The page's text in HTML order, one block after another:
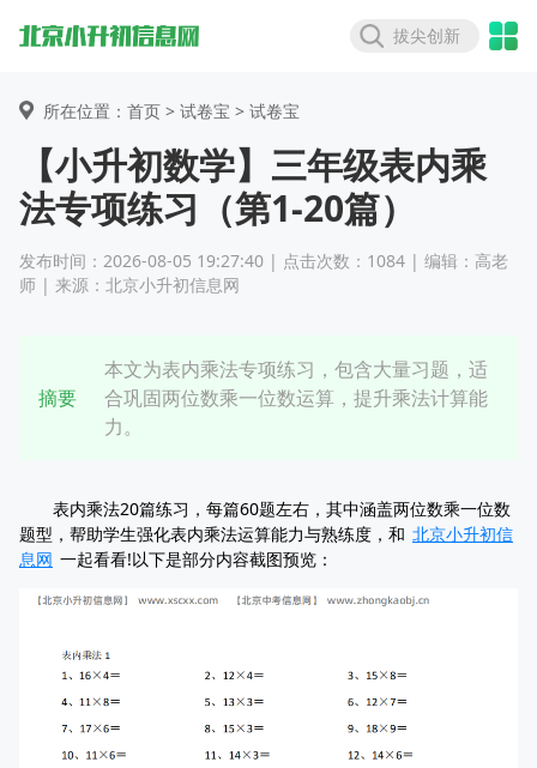
拔尖创新
所在位置：首页 > 试卷宝 > 试卷宝
【小升初数学】三年级表内乘
法专项练习（第1-20篇）
发布时间：2026-08-05 19:27:40 | 点击次数：1084 | 编辑：高老
师 | 来源：北京小升初信息网
摘要
本文为表内乘法专项练习，包含大量习题，适
合巩固两位数乘一位数运算，提升乘法计算能
力。
表内乘法20篇练习，每篇60题左右，其中涵盖两位数乘一位数
题型，帮助学生强化表内乘法运算能力与熟练度，和 北京小升初信
息网 一起看看!以下是部分内容截图预览：